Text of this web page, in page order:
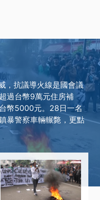
，抗議導火線是國會議
過台幣9萬元住房補
幣5000元。28日一名
暴警察車輛輾斃，更點